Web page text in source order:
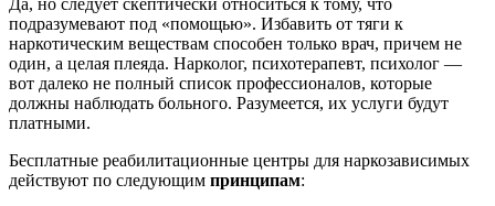
Да, но следует скептически относиться к тому, что
подразумевают под «помощью». Избавить от тяги к
наркотическим веществам способен только врач, причем не
один, а целая плеяда. Нарколог, психотерапевт, психолог —
вот далеко не полный список профессионалов, которые
должны наблюдать больного. Разумеется, их услуги будут
платными.
Бесплатные реабилитационные центры для наркозависимых
действуют по следующим принципам: